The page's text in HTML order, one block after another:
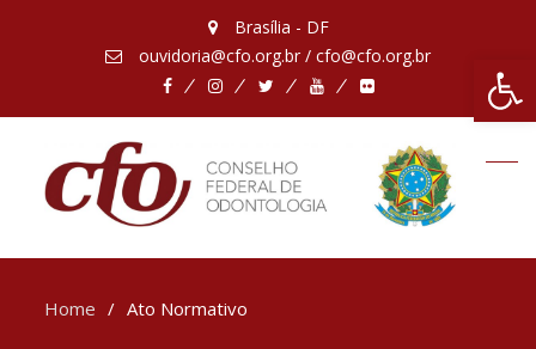
Brasília - DF
ouvidoria@cfo.org.br / cfo@cfo.org.br
FacebookInstagramTwitterYoutubeFlickr
Home Ato Normativo